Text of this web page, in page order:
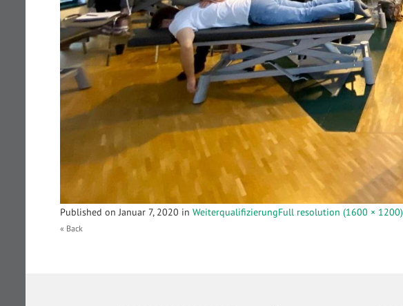
Published onJanuar 7, 2020 in WeiterqualifizierungFull resolution (1600 × 1200)
« Back